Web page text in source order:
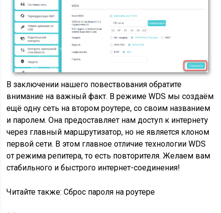
В заключении нашего повествования обратите
внимание на важный факт. В режиме WDS мы создаём
ещё одну сеть на втором роутере, со своим названием
и паролем. Она предоставляет нам доступ к интернету
через главный маршрутизатор, но не является клоном
первой сети. В этом главное отличие технологии WDS
от режима репитера, то есть повторителя. Желаем вам
стабильного и быстрого интернет-соединения!
Читайте также: Сброс пароля на роутере